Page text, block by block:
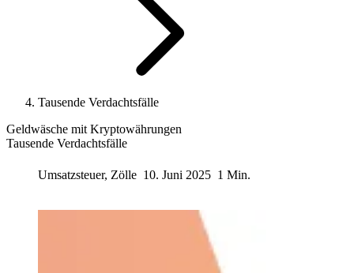
Tausende Verdachtsfälle
Geldwäsche mit Kryptowährungen
Tausende Verdachtsfälle
Umsatzsteuer, Zölle 10. Juni 2025 1 Min.